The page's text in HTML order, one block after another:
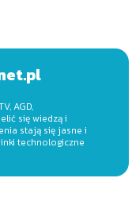
AGD,
się wiedzą i
stają się jasne i
technologiczne